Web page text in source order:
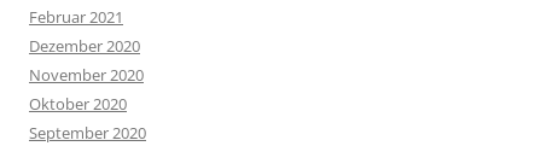
Februar 2021
Dezember 2020
November 2020
Oktober 2020
September 2020